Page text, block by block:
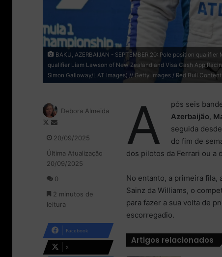
BAKU, AZERBAIJAN - SEPTEMBER 20: Pole position
qualifier Liam Lawson of New Zealand and Visa Cash App
Simon Galloway/LAT Images) // Getty Images / Red Bull
A pós seis
Azerbaijão,
seguida
do fim de
dos pilotos da Ferrari ou a
No entanto, a primeira fila,
Sainz da Williams, o
para fazer a sua volta de
escorregadio.
Artigos relacionados
Debora Almeida
F
l
o
n
X
d
e
e
-
i
l
20/09/2025
Última Atualização
20/09/2025
0
2 minutos de
leitura
Facebook
X